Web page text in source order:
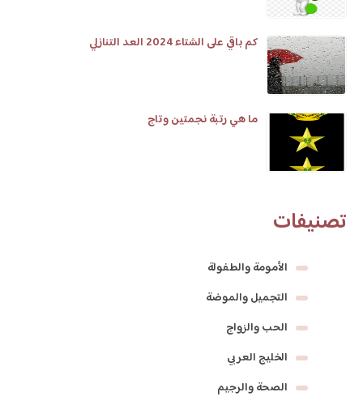
كم باقي على الشتاء 2024 العد التنازلي
ما هي رتبة نجمتين وتاج
تصنيفات
الأمومة والطفولة
التجميل والموضة
الحب والزواج
الخليج العربي
الصحة والرجيم